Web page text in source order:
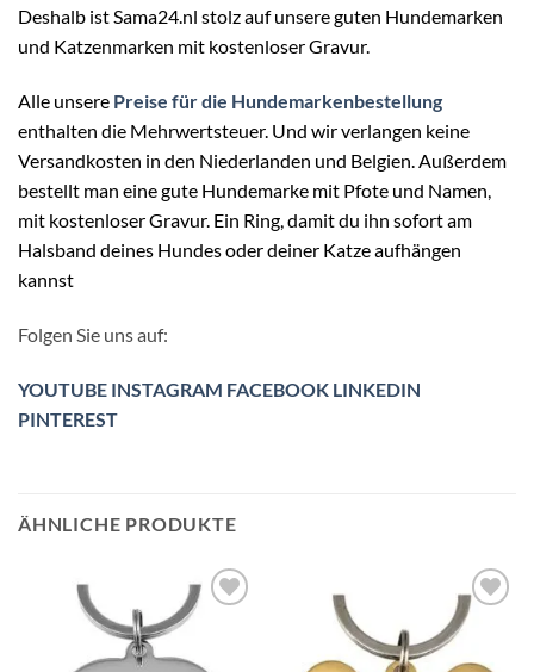
Deshalb ist Sama24.nl stolz auf unsere guten Hundemarken
und Katzenmarken mit kostenloser Gravur.
Alle unsere Preise für die Hundemarkenbestellung
enthalten die Mehrwertsteuer. Und wir verlangen keine
Versandkosten in den Niederlanden und Belgien. Außerdem
bestellt man eine gute Hundemarke mit Pfote und Namen,
mit kostenloser Gravur. Ein Ring, damit du ihn sofort am
Halsband deines Hundes oder deiner Katze aufhängen
kannst
Folgen Sie uns auf:
YOUTUBE INSTAGRAM FACEBOOK LINKEDIN
PINTEREST
ÄHNLICHE PRODUKTE
Wunschliste
hinzufügen
Zur
Wunschliste
hinzufügen